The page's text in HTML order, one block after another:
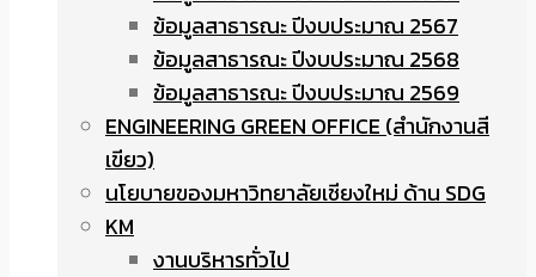
ข้อมูลสาธารณะ ปีงบประมาณ 2567
ข้อมูลสาธารณะ ปีงบประมาณ 2568
ข้อมูลสาธารณะ ปีงบประมาณ 2569
ENGINEERING GREEN OFFICE (สำนักงานสี
เขียว)
นโยบายของมหาวิทยาลัยเชียงใหม่ ด้าน SDG
KM
งานบริหารทั่วไป